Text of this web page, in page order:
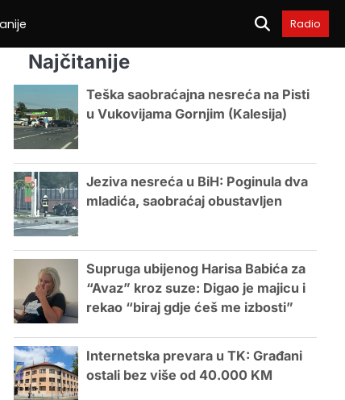
Radio
Najčitanije
Teška saobraćajna nesreća na Pisti
u Vukovijama Gornjim (Kalesija)
Jeziva nesreća u BiH: Poginula dva
mladića, saobraćaj obustavljen
Supruga ubijenog Harisa Babića za
“Avaz” kroz suze: Digao je majicu i
rekao “biraj gdje ćeš me izbosti”
Internetska prevara u TK: Građani
ostali bez više od 40.000 KM